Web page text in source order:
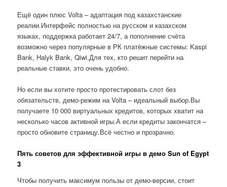
Ещё один плюс Volta – адаптация под казахстанские
реалии.Интерфейс полностью на русском и казахском
языках, поддержка работает 24/7, а пополнение счёта
возможно через популярные в РК платёжные системы: Kaspi
Bank, Halyk Bank, Qiwi.Для тех, кто решит перейти на
реальные ставки, это очень удобно.
Но если вы хотите просто протестировать слот без
обязательств, демо-режим на Volta – идеальный выбор.Вы
получаете 10 000 виртуальных кредитов, которых хватит на
несколько часов активной игры.А если кредиты закончатся –
просто обновите страницу.Всё честно и прозрачно.
Пять советов для эффективной игры в демо Sun of Egypt
3
Чтобы получить максимум пользы от демо-версии, стоит